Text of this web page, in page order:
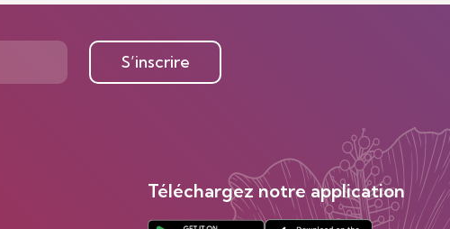
S’inscrire
Téléchargez notre application